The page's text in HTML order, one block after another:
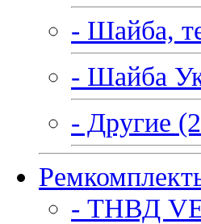
- Шайба,
- Шайба
- Другие
- ТНВД